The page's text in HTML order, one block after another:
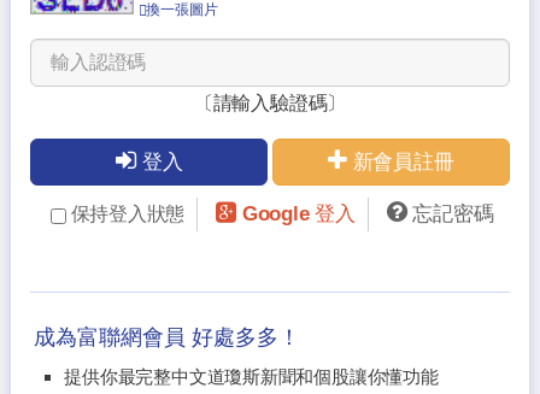
換一張圖片
〔請輸入驗證碼〕
登入 新會員註冊
保持登入狀態 Google 登入 忘記密碼
成為富聯網會員 好處多多！
提供你最完整中文道瓊斯新聞和個股讓你懂功能